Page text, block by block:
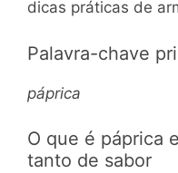
dicas práticas de
Palavra-chave
páprica
O que é páprica
tanto de sabor